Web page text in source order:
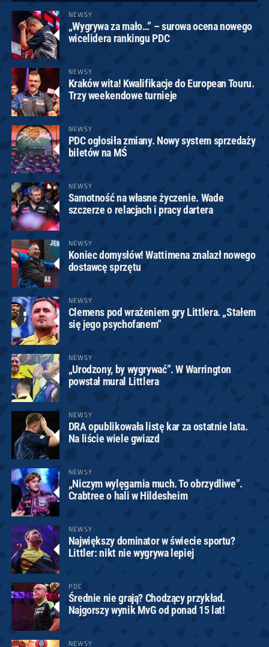
NEWSY
„Wygrywa za mało…” – surowa ocena nowego
wicelidera rankingu PDC
NEWSY
Kraków wita! Kwalifikacje do European Touru.
Trzy weekendowe turnieje
NEWSY
PDC ogłosiła zmiany. Nowy system sprzedaży
biletów na MŚ
NEWSY
Samotność na własne życzenie. Wade
szczerze o relacjach i pracy dartera
NEWSY
Koniec domysłów! Wattimena znalazł nowego
dostawcę sprzętu
NEWSY
Clemens pod wrażeniem gry Littlera. „Stałem
się jego psychofanem”
NEWSY
„Urodzony, by wygrywać”. W Warrington
powstał mural Littlera
NEWSY
DRA opublikowała listę kar za ostatnie lata.
Na liście wiele gwiazd
NEWSY
„Niczym wylęgarnia much. To obrzydliwe”.
Crabtree o hali w Hildesheim
NEWSY
Największy dominator w świecie sportu?
Littler: nikt nie wygrywa lepiej
PDC
Średnie nie grają? Chodzący przykład.
Najgorszy wynik MvG od ponad 15 lat!
NEWSY